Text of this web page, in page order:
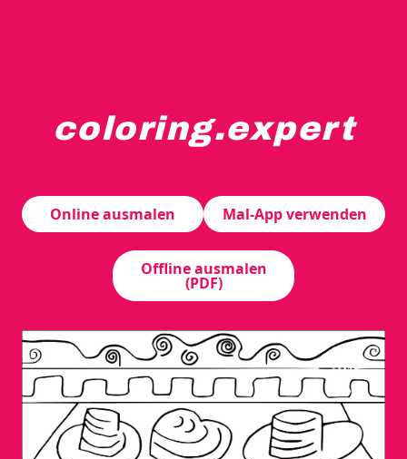
coloring.expert
Online ausmalen
Mal-App verwenden
Offline ausmalen
(PDF)